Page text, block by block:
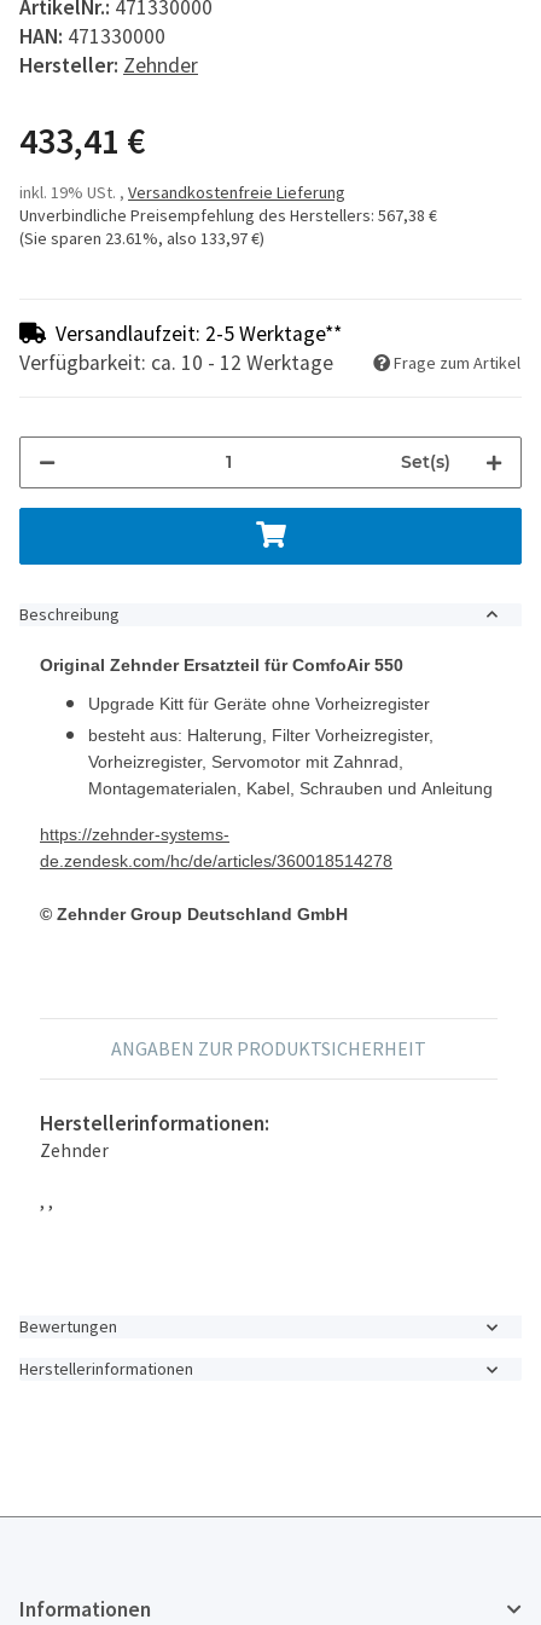
ArtikelNr.: 471330000
HAN: 471330000
Hersteller: Zehnder
433,41 €
inkl. 19% USt. , Versandkostenfreie Lieferung
Unverbindliche Preisempfehlung des Herstellers: 567,38 €
(Sie sparen 23.61%, also 133,97 €)
Versandlaufzeit: 2-5 Werktage**
Verfügbarkeit: ca. 10 - 12 Werktage
Frage zum Artikel
Set(s)
Beschreibung
Original Zehnder Ersatzteil für ComfoAir 550
Upgrade Kitt für Geräte ohne Vorheizregister
besteht aus: Halterung, Filter Vorheizregister,
Vorheizregister, Servomotor mit Zahnrad,
Montagematerialen, Kabel, Schrauben und Anleitung
https://zehnder-systems-
de.zendesk.com/hc/de/articles/360018514278
© Zehnder Group Deutschland GmbH
ANGABEN ZUR PRODUKTSICHERHEIT
Herstellerinformationen:
Zehnder
, ,
Bewertungen
Herstellerinformationen
Informationen